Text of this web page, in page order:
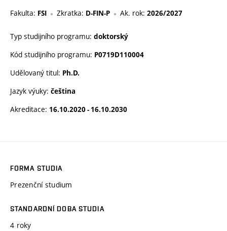
Fakulta: FSI Zkratka: D-FIN-P Ak. rok: 2026/2027
Typ studijního programu: doktorský
Kód studijního programu: P0719D110004
Udělovaný titul: Ph.D.
Jazyk výuky: čeština
Akreditace: 16.10.2020 - 16.10.2030
FORMA STUDIA
Prezenční studium
STANDARDNÍ DOBA STUDIA
4 roky